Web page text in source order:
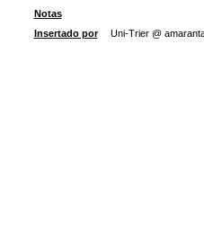
Notas
Insertado por
Uni-Trier @